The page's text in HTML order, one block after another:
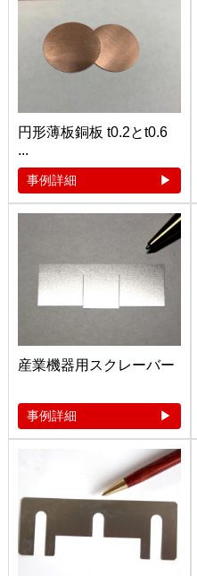
円形薄板銅板 t0.2とt0.6
...
事例詳細
産業機器用スクレーバー
事例詳細